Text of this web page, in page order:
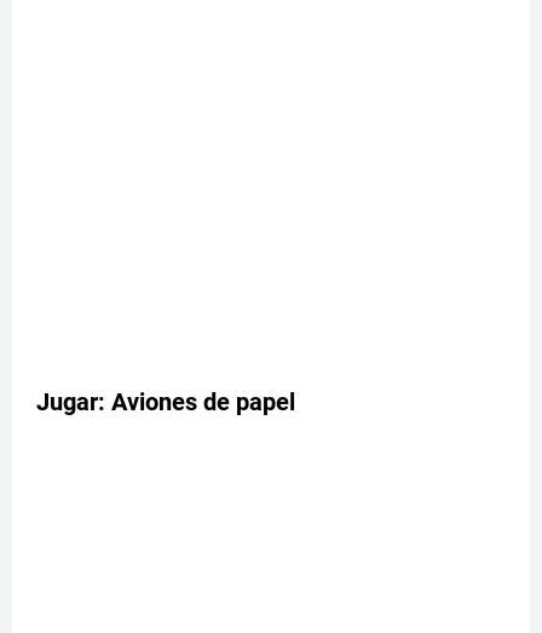
Jugar: Aviones de papel